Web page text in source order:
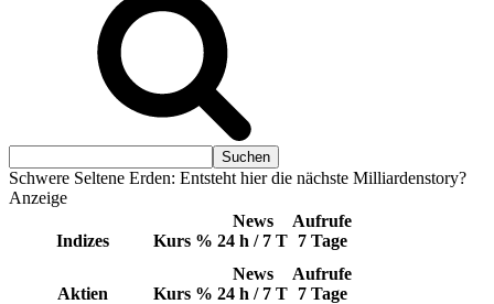
Schwere Seltene Erden: Entsteht hier die nächste Milliardenstory?
Anzeige
Indizes Kurs %
News
24 h / 7 T
Aufrufe
7 Tage
Aktien Kurs %
News
24 h / 7 T
Aufrufe
7 Tage